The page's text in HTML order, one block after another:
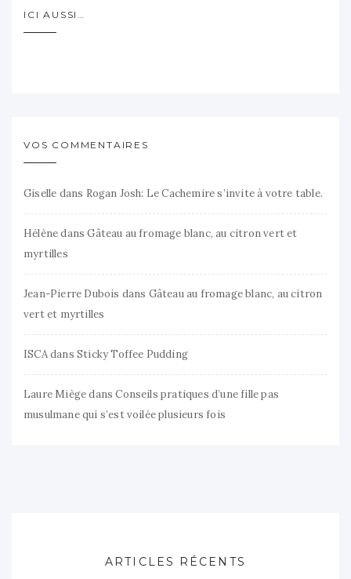
ICI AUSSI…
VOS COMMENTAIRES
Giselle dans Rogan Josh: Le Cachemire s’invite à votre table.
HélènedansGâteau au fromage blanc, au citron vert et
myrtilles
Jean-Pierre Dubois dans Gâteau au fromage blanc, au citron
vert et myrtilles
ISCAdans Sticky Toffee Pudding
Laure MiègedansConseils pratiques d’une fille pas
musulmane qui s’est voilée plusieurs fois
ARTICLES RÉCENTS